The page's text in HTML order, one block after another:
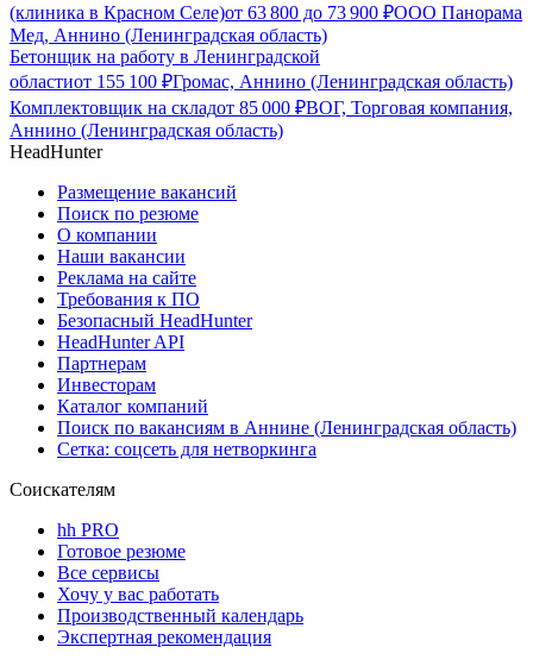
(клиника в Красном Селе)от 63 800 до 73 900 ₽ООО Панорама
Мед, Аннино (Ленинградская область)
Бетонщик на работу в Ленинградской
областиот 155 100 ₽Громас, Аннино (Ленинградская область)
Комплектовщик на складот 85 000 ₽ВОГ, Торговая компания,
Аннино (Ленинградская область)
HeadHunter
Размещение вакансий
Поиск по резюме
О компании
Наши вакансии
Реклама на сайте
Требования к ПО
Безопасный HeadHunter
HeadHunter API
Партнерам
Инвесторам
Каталог компаний
Поиск по вакансиям в Аннине (Ленинградская область)
Сетка: соцсеть для нетворкинга
Соискателям
hh PRO
Готовое резюме
Все сервисы
Хочу у вас работать
Производственный календарь
Экспертная рекомендация